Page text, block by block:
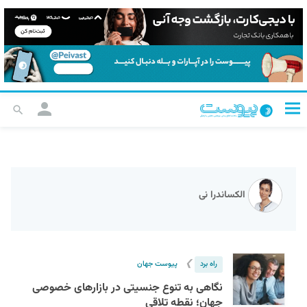
الکساندرا نی
راه برد ❯ پیوست جهان
نگاهی به تنوع جنسیتی در بازارهای خصوصی
جهان؛ نقطه تلاقی